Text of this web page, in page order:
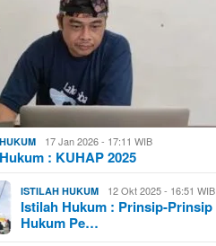
17 Jan 2026 - 17:11 WIB
: KUHAP 2025
ISTILAH HUKUM 12 Okt 2025 - 16:51 WIB
Istilah Hukum : Prinsip-Prinsip
Hukum Pe…